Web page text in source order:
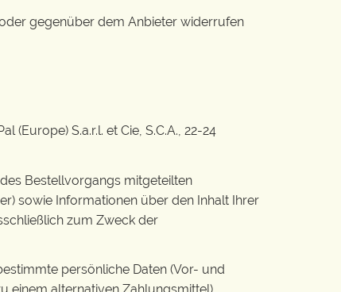
gegenüber dem Anbieter widerrufen
S.a.r.l. et Cie, S.C.A., 22-24
Bestellvorgangs mitgeteilten
sowie Informationen über den Inhalt Ihrer
zum Zweck der
persönliche Daten (Vor- und